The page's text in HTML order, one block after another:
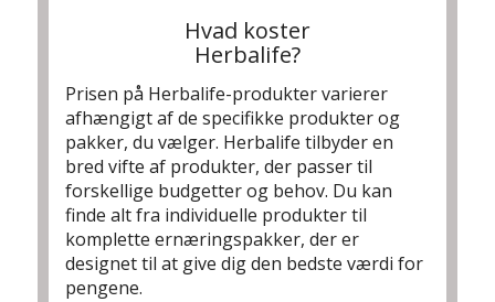
Hvad koster
Herbalife?
Prisen på Herbalife-produkter varierer
afhængigt af de specifikke produkter og
pakker, du vælger. Herbalife tilbyder en
bred vifte af produkter, der passer til
forskellige budgetter og behov. Du kan
finde alt fra individuelle produkter til
komplette ernæringspakker, der er
designet til at give dig den bedste værdi for
pengene.